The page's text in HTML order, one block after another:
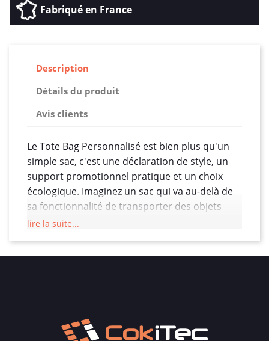
Fabriqué en France
Description
Détails du produit
Avis clients
Le Tote Bag Personnalisé est bien plus qu'un
simple sac, c'est une déclaration de style, un
support promotionnel pratique et un choix
écologique. Imaginez un sac qui va au-delà de
sa fonctionnalité de transporter des objets
pour devenir un accessoire personnalisé, une
usage unique. En optant pour le Tote Bag, vous
contribuez à la réduction des déchets et à la
lire la suite...